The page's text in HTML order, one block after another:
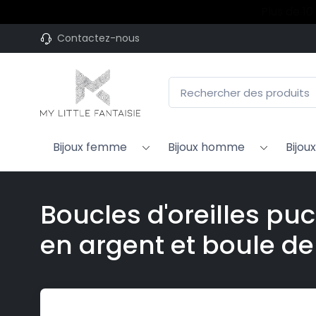
Contactez-nous
Bijoux femme Bijoux homme
Boucles d'oreilles
en argent et boule